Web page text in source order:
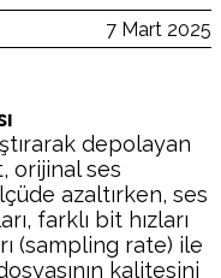
7 Mart 2025
depolayan
orijinal ses
azaltırken, ses
farklı bit hızları
(sampling rate) ile
kalitesini